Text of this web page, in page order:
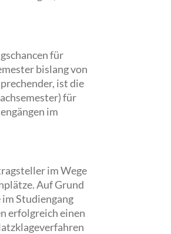
für
bislang von
ist die
für
im
im Wege
Auf Grund
Studiengang
erfolgreich einen